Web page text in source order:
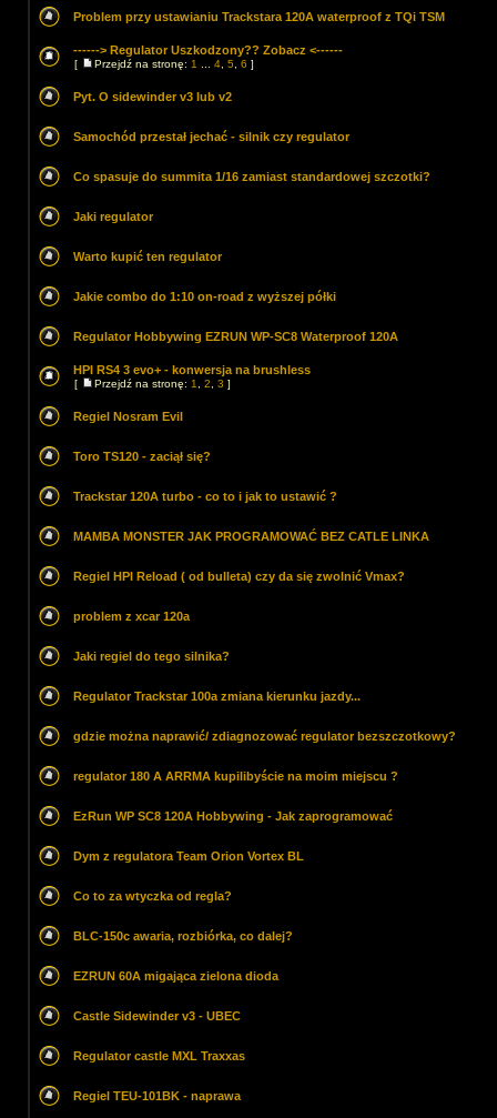
Problem przy ustawianiu Trackstara 120A waterproof z TQi TSM
------> Regulator Uszkodzony?? Zobacz <------
[ Przejdź na stronę: 1 4 5 6 ]
Pyt. O sidewinder v3 lub v2
Samochód przestał jechać - silnik czy regulator
Co spasuje do summita 1/16 zamiast standardowej szczotki?
Jaki regulator
Warto kupić ten regulator
Jakie combo do 1:10 on-road z wyższej półki
Regulator Hobbywing EZRUN WP-SC8 Waterproof 120A
HPI RS4 3 evo+ - konwersja na brushless
[ Przejdź na stronę: 1 2 3 ]
Regiel Nosram Evil
Toro TS120 - zaciął się?
Trackstar 120A turbo - co to i jak to ustawić ?
MAMBA MONSTER JAK PROGRAMOWAĆ BEZ CATLE LINKA
Regiel HPI Reload ( od bulleta) czy da się zwolnić Vmax?
problem z xcar 120a
Jaki regiel do tego silnika?
Regulator Trackstar 100a zmiana kierunku jazdy...
gdzie można naprawić/ zdiagnozować regulator bezszczotkowy?
regulator 180 A ARRMA kupilibyście na moim miejscu ?
EzRun WP SC8 120A Hobbywing - Jak zaprogramować
Dym z regulatora Team Orion Vortex BL
Co to za wtyczka od regla?
BLC-150c awaria, rozbiórka, co dalej?
EZRUN 60A migająca zielona dioda
Castle Sidewinder v3 - UBEC
Regulator castle MXL Traxxas
Regiel TEU-101BK - naprawa